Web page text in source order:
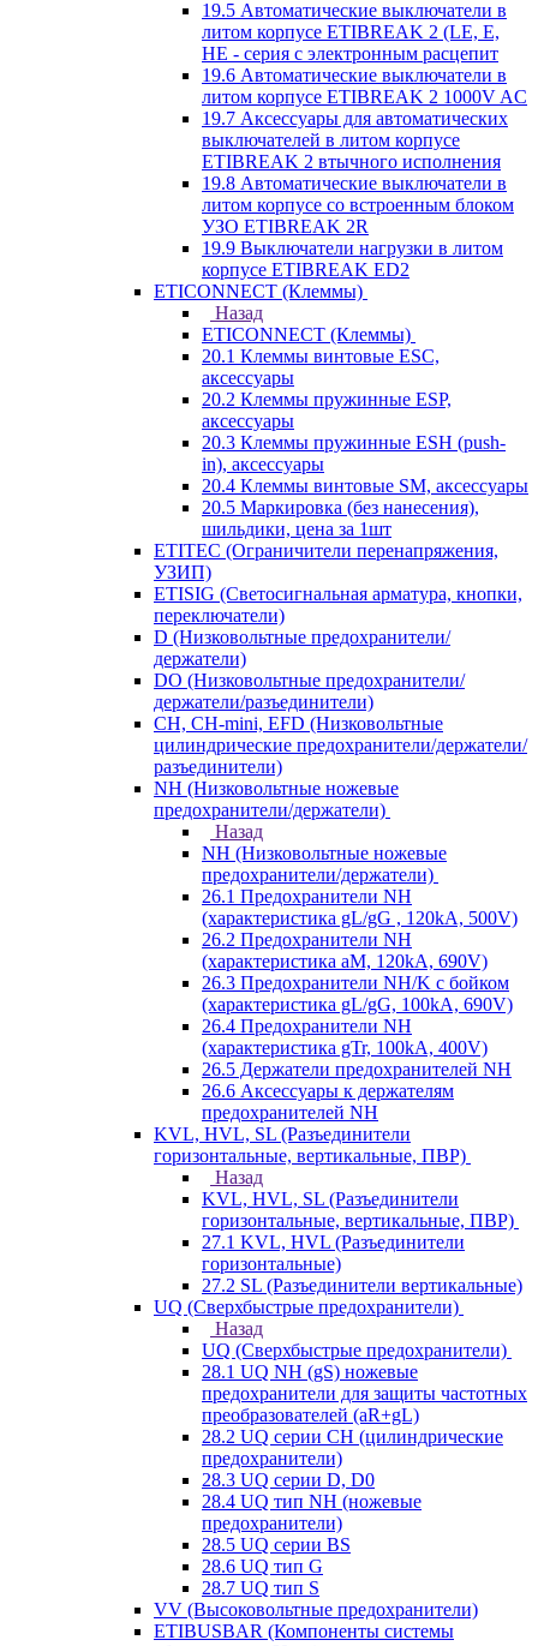
19.5 Автоматические выключатели в
литом корпусе ETIBREAK 2 (LE, E,
HE - серия с электронным расцепит
19.6 Автоматические выключатели в
литом корпусе ETIBREAK 2 1000V AC
19.7 Аксессуары для автоматических
выключателей в литом корпусе
ETIBREAK 2 втычного исполнения
19.8 Автоматические выключатели в
литом корпусе со встроенным блоком
УЗО ETIBREAK 2R
19.9 Выключатели нагрузки в литом
корпусе ETIBREAK ED2
ETICONNECT (Клеммы)
Назад
ETICONNECT (Клеммы)
20.1 Клеммы винтовые ESC,
аксессуары
20.2 Клеммы пружинные ESP,
аксессуары
20.3 Клеммы пружинные ESH (push-
in), аксессуары
20.4 Клеммы винтовые SM, аксессуары
20.5 Маркировка (без нанесения),
шильдики, цена за 1шт
ETITEC (Ограничители перенапряжения,
УЗИП)
ETISIG (Светосигнальная арматура, кнопки,
переключатели)
D (Низковольтные предохранители/
держатели)
DO (Низковольтные предохранители/
держатели/разъединители)
CH, CH-mini, EFD (Низковольтные
цилиндрические предохранители/держатели/
разъединители)
NH (Низковольтные ножевые
предохранители/держатели)
Назад
NH (Низковольтные ножевые
предохранители/держатели)
26.1 Предохранители NH
(характеристика gL/gG , 120kA, 500V)
26.2 Предохранители NH
(характеристика aM, 120kA, 690V)
26.3 Предохранители NH/K с бойком
(характеристика gL/gG, 100kA, 690V)
26.4 Предохранители NH
(характеристика gTr, 100kA, 400V)
26.5 Держатели предохранителей NH
26.6 Аксессуары к держателям
предохранителей NH
KVL, HVL, SL (Разъединители
горизонтальные, вертикальные, ПВР)
Назад
KVL, HVL, SL (Разъединители
горизонтальные, вертикальные, ПВР)
27.1 KVL, HVL (Разъединители
горизонтальные)
27.2 SL (Разъединители вертикальные)
UQ (Сверхбыстрые предохранители)
Назад
UQ (Сверхбыстрые предохранители)
28.1 UQ NH (gS) ножевые
предохранители для защиты частотных
преобразователей (aR+gL)
28.2 UQ серии CH (цилиндрические
предохранители)
28.3 UQ серии D, D0
28.4 UQ тип NH (ножевые
предохранители)
28.5 UQ серии BS
28.6 UQ тип G
28.7 UQ тип S
VV (Высоковольтные предохранители)
ETIBUSBAR (Компоненты системы